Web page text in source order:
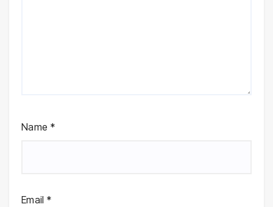
Name *
Email *